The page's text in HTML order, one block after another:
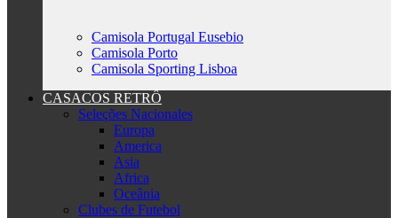
Camisola Portugal Eusebio
Camisola Porto
Camisola Sporting Lisboa
CASACOS RETRÔ
Seleções Nacionales
Europa
America
Asia
Africa
Oceânia
Clubes de Futebol